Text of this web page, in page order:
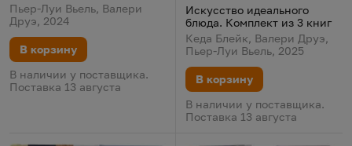
Пьер-Луи Вьель, Валери
Друэ, 2024
В корзину
В наличии у поставщика.
Поставка 13 августа
Искусство идеального
блюда. Комплект из 3 книг
Кеда Блейк, Валери Друэ,
Пьер-Луи Вьель, 2025
В корзину
В наличии у поставщика.
Поставка 13 августа